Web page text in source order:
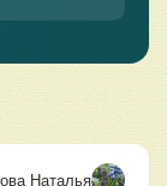
Наталья